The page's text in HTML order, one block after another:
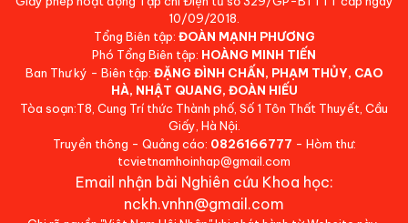
10/09/2018.
Tổng Biên tập: ĐOÀN MẠNH PHƯƠNG
Phó Tổng Biên tập: HOÀNG MINH TIẾN
Ban Thư ký - Biên tập: ĐẶNG ĐÌNH CHẤN, PHẠM THỦY, CAO
HÀ, NHẬT QUANG, ĐOÀN HIẾU
Tòa soạn:T8, Cung Trí thức Thành phố, Số 1 Tôn Thất Thuyết, Cầu
Giấy, Hà Nội.
Truyền thông - Quảng cáo: 0826166777 - Hòm thư:
tcvietnamhoinhap@gmail.com
Email nhận bài Nghiên cứu Khoa học:
nckh.vnhn@gmail.com